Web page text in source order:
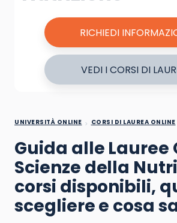
RICHIEDI
VEDI I CORSI DI
UNIVERSITÀ ONLINE CORSI DI LAUREA ONLINE
Guida alle Lauree
Scienze della
corsi disponibili,
scegliere e cosa